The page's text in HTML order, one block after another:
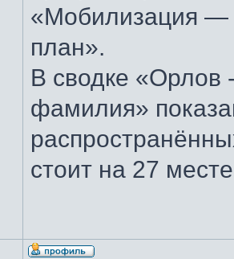
«Мобилизация —
план».
В сводке «Орлов
фамилия»
стоит на 27